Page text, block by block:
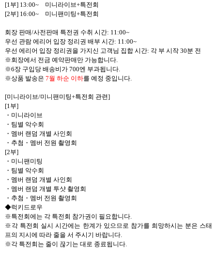
[1부] 13:00~ 미니라이브+특전회
[2부] 16:00~ 미니팬미팅+특전회
회장 판매/사전판매 특전권 수취 시간: 11:00~
우선 관람 에리어 입장 정리권 배부 시간: 11:00~
우선 에리어 입장 정리권을 가지신 고객님 집합 시간: 각 부 시작 30분 전
※회장에서 전금 예약판매만 가능합니다.
※6장 구입당 배송비가 700엔 부과됩니다.
※상품 발송은 7월 하순 이하를 예정 중입니다.
[미니라이브/미니팬미팅+특전회 관련]
[1부]
・ 미니라이브
・ 팀별 악수회
・ 멤버 랜덤 개별 사인회
・ 추첨 ・ 멤버 전원 촬영회
[2부]
・ 미니팬미팅
・ 팀별 악수회
・ 멤버 랜덤 개별 사인회
・ 멤버 랜덤 개별 투샷 촬영회
・ 추첨 ・ 멤버 전원 촬영회
◆럭키드로우
※특전회에는 각 특전회 참가권이 필요합니다.
※각 특전회 실시 시간에는 한계가 있으므로 참가를 희망하시는 분은 스태
프의 지시에 따라 줄을 서 주시기 바랍니다.
※각 특전회는 줄이 끊기는 대로 종료됩니다.